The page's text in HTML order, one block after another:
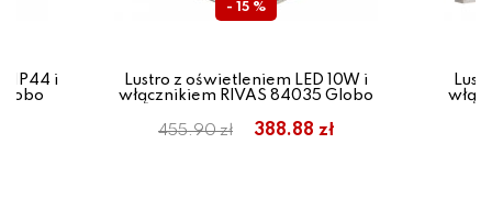
IP44 i
- 15 %
Lustro z oświetleniem LED 10W i
włącznikiem RIVAS 84035 Globo
455.90 zł 388.88 zł